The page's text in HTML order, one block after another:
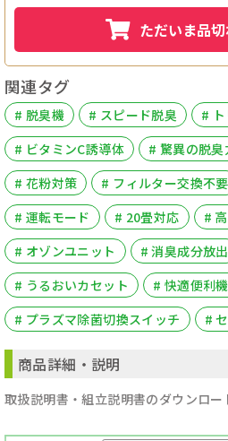
ただいま品切
関連タグ
# 脱臭機 # スピード脱臭
#
# ビタミンC誘導体
# 驚異の脱臭
# 花粉対策
# フィルター交換不要
# 運転モード
# 20畳対応
#
# オゾンユニット
# 消臭成分放出
# うるおいカセット
# 快適便利
# プラズマ除菌切換スイッチ
#
商品詳細・説明
取扱説明書・組立説明書のダウンロー